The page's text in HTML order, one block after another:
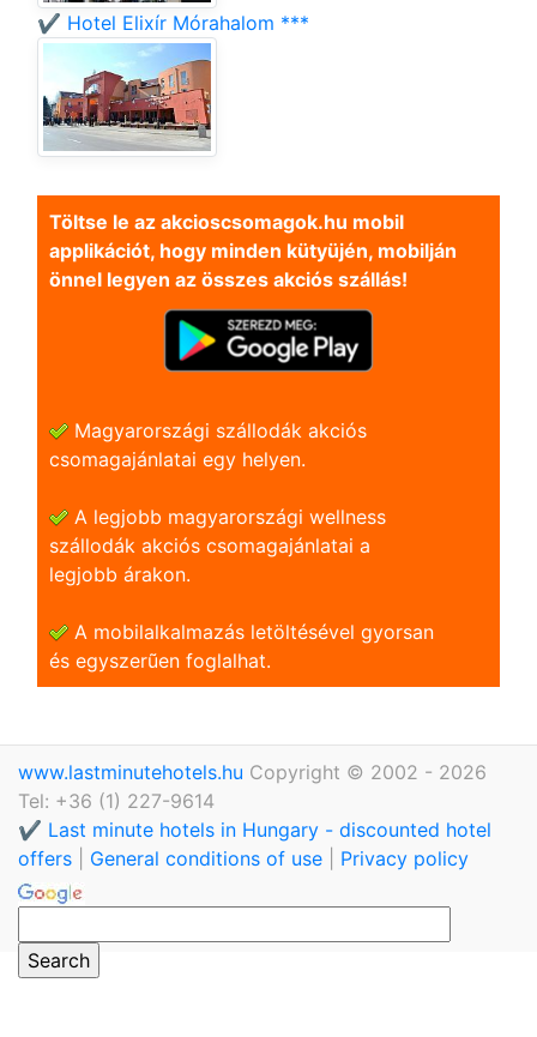
✔️ Hotel Elixír Mórahalom ***
Töltse le az akcioscsomagok.hu mobil
applikációt, hogy minden kütyüjén, mobilján
önnel legyen az összes akciós szállás!
Magyarországi szállodák akciós
csomagajánlatai egy helyen.
A legjobb magyarországi wellness
szállodák akciós csomagajánlatai a
legjobb árakon.
A mobilalkalmazás letöltésével gyorsan
és egyszerũen foglalhat.
www.lastminutehotels.hu Copyright © 2002 - 2026
Tel: +36 (1) 227-9614
✔️ Last minute hotels in Hungary - discounted hotel
offers
General conditions of use Privacy policy